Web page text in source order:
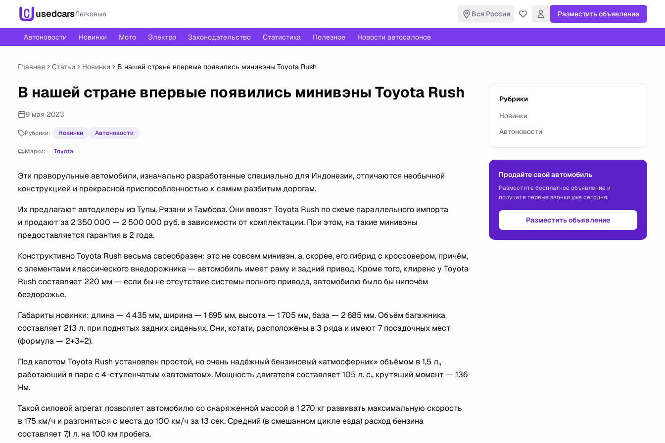
usedcarsЛегковые Вся Россия Разместить объявление
Автоновости Новинки Мото Электро Законодательство Статистика Полезное Новости автосалонов
Главная Статьи Новинки В нашей стране впервые появились минивэны Toyota Rush
В нашей стране впервые появились минивэны Toyota Rush
9 мая 2023
Рубрики: Новинки Автоновости
Марки: Toyota
Эти праворульные автомобили, изначально разработанные специально для Индонезии, отличаются необычной
конструкцией и прекрасной приспособленностью к самым разбитым дорогам.
Их предлагают автодилеры из Тулы, Рязани и Тамбова. Они ввозят Toyota Rush по схеме параллельного импорта
и продают за 2 350 000 — 2 500 000 руб. в зависимости от комплектации. При этом, на такие минивэны
предоставляется гарантия в 2 года.
Конструктивно Toyota Rush весьма своеобразен: это не совсем минивэн, а, скорее, его гибрид с кроссовером, причём,
с элементами классического внедорожника — автомобиль имеет раму и задний привод. Кроме того, клиренс у Toyota
Rush составляет 220 мм — если бы не отсутствие системы полного привода, автомобилю было бы нипочём
бездорожье.
Габариты новинки: длина — 4 435 мм, ширина — 1 695 мм, высота — 1 705 мм, база — 2 685 мм. Объём багажника
составляет 213 л. при поднятых задних сиденьях. Они, кстати, расположены в 3 ряда и имеют 7 посадочных мест
(формула — 2+3+2).
Под капотом Toyota Rush установлен простой, но очень надёжный бензиновый «атмосферник» объёмом в 1,5 л.,
работающий в паре с 4-ступенчатым «автоматом». Мощность двигателя составляет 105 л. с., крутящий момент — 136
Нм.
Такой силовой агрегат позволяет автомобилю со снаряженной массой в 1 270 кг развивать максимальную скорость
в 175 км/ч и разгоняться с места до 100 км/ч за 13 сек. Средний (в смешанном цикле езда) расход бензина
составляет 7,1 л. на 100 км пробега.
Рубрики
Новинки
Автоновости
Продайте свой автомобиль
Разместите бесплатное объявление и
получите первые звонки уже сегодня.
Разместить объявление